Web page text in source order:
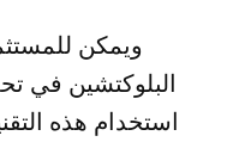
ويمكن
البلوكتشين في
استخدام هذه